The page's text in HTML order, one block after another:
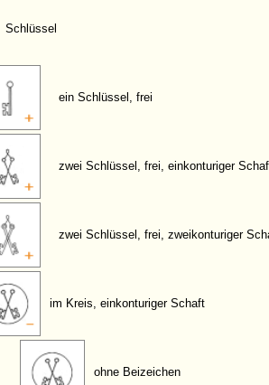
Schlüssel
ein Schlüssel, frei
zwei Schlüssel, frei, einkonturiger
zwei Schlüssel, frei, zweikonturiger
im Kreis, einkonturiger Schaft
ohne Beizeichen